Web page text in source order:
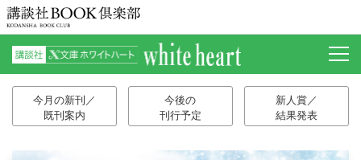
今月の新刊／
既刊案内
今後の
刊行予定
新人賞／
結果発表